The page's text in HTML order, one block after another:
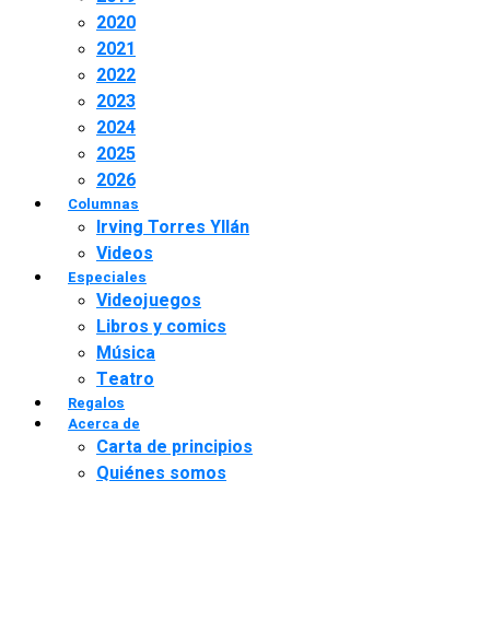
2020
2021
2022
2023
2024
2025
2026
Columnas
Irving Torres Yllán
Videos
Especiales
Videojuegos
Libros y comics
Música
Teatro
Regalos
Acerca de
Carta de principios
Quiénes somos